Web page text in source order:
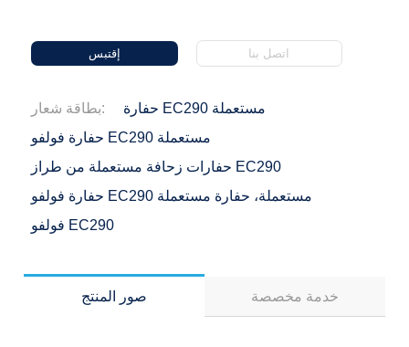
إقتبس اتصل بنا
بطاقة شعار:
حفارة EC290 مستعملة
حفارة فولفو EC290 مستعملة
حفارات زحافة مستعملة من طراز EC290
حفارة فولفو EC290 مستعملة، حفارة مستعملة
فولفو EC290
صور المنتج خدمة مخصصة